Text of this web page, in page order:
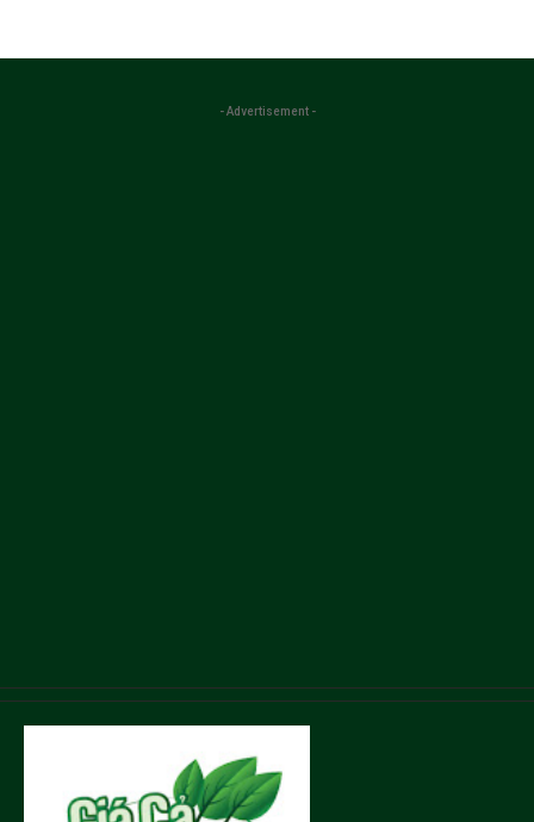
- Advertisement -